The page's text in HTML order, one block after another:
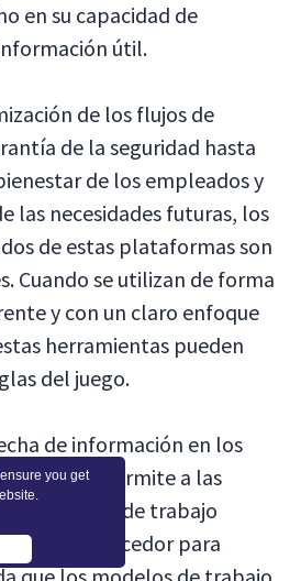
you get
en su capacidad de
útil.
de los flujos de
de la seguridad hasta
de los empleados y
las necesidades futuras, los
de estas plataformas son
Cuando se utilizan de forma
y con un claro enfoque
herramientas pueden
del juego.
de información en los
lo que permite a las
un entorno de trabajo
y enriquecedor para